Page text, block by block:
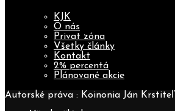
KJK
O nás
Privat zóna
Všetky články
Kontakt
2% percentá
Plánované akcie
Autorské práva : Koinonia Ján Krstiteľ